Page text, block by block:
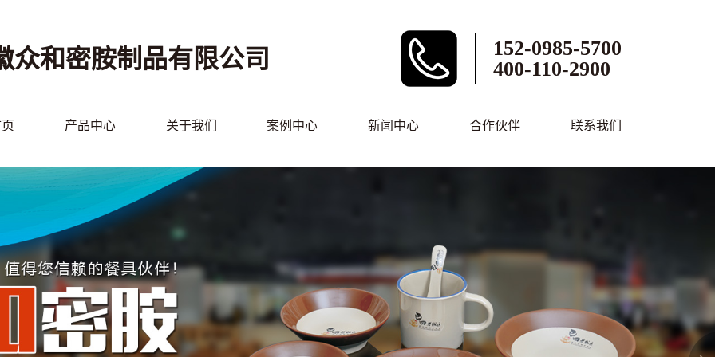
众和密胺制品有限公司
152-0985-5700
400-110-2900
产品中心 关于我们 案例中心 新闻中心 合作伙伴 联系我们